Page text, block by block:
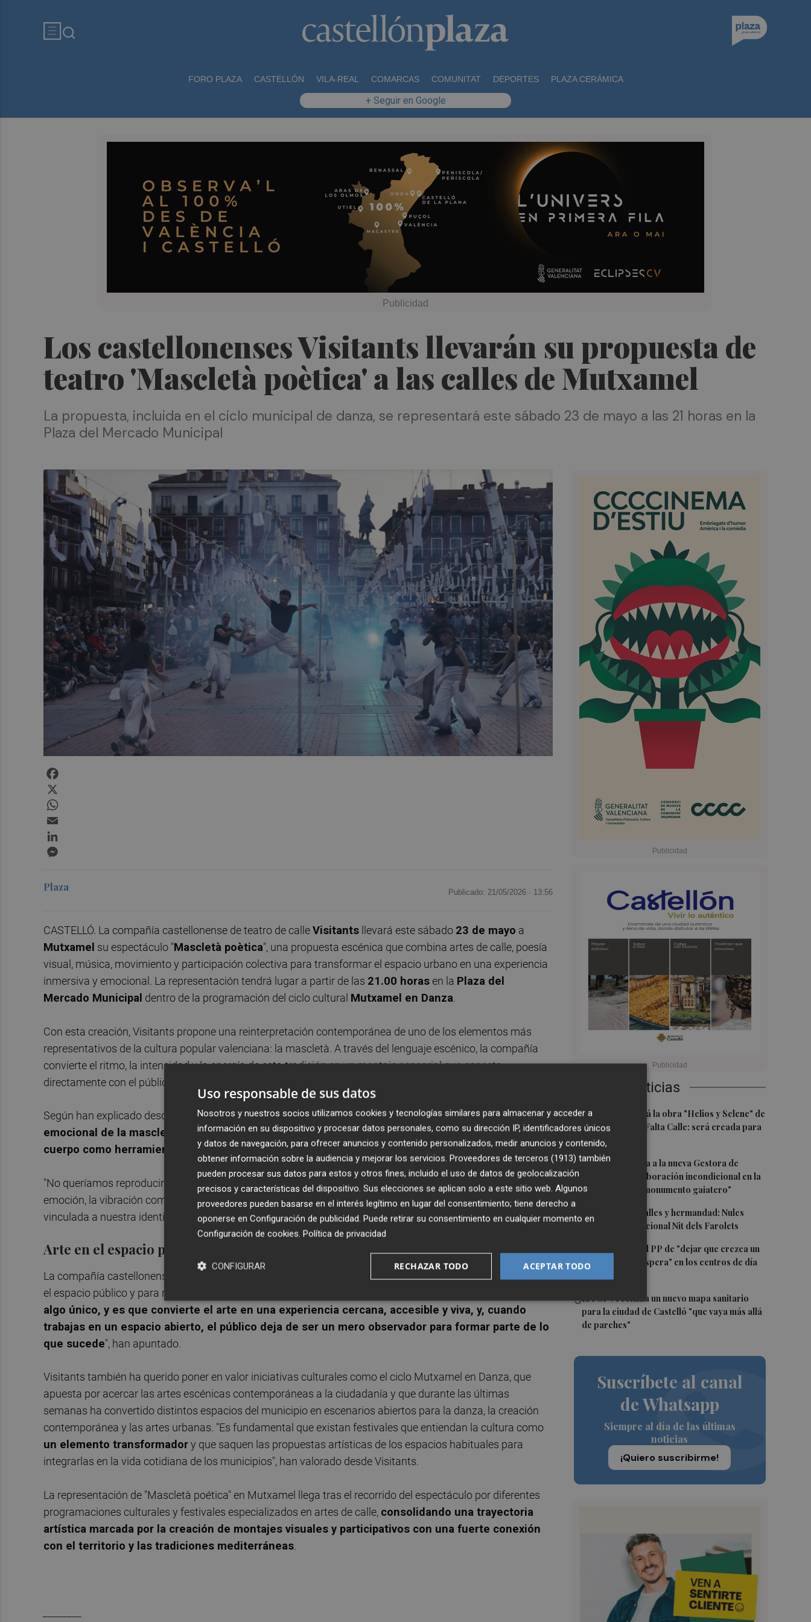
FORO PLAZA CASTELLÓN VILA-REAL COMARCAS COMUNITAT DEPORTES PLAZA CERÁMICA
+ Seguir en Google
Los castellonenses Visitants llevarán su propuesta de
teatro 'Mascletà poètica' a las calles de Mutxamel
La propuesta, incluida en el ciclo municipal de danza, se representará este sábado 23 de mayo a las 21 horas en la
Plaza del Mercado Municipal
Últimas Noticias
1Castelló acogerá la obra "Helios y Selene" de
la compañía Te Falta Calle: será creada para
el eclipse
2Castelló traslada a la nueva Gestora de
Gaiates su "colaboración incondicional en la
promoción del monumento gaiatero"
3 Talleres, pasacalles y hermandad: Nules
celebra su tradicional Nit dels Farolets
4 El PSPV acusa al PP de "dejar que crezca un
31 % la lista de espera" en los centros de día
5El PSPV reclama un nuevo mapa sanitario
para la ciudad de Castelló "que vaya más allá
de parches"
Suscríbete al canal
de Whatsapp
Siempre al día de las últimas
noticias
¡Quiero suscribirme!
Plaza Publicado: 21/05/2026 · 13:56
CASTELLÓ. La compañía castellonense de teatro de calleVisitants llevará este sábado 23 de mayo a
Mutxamel su espectáculo "Mascletà poètica", una propuesta escénica que combina artes de calle, poesía
visual, música, movimiento y participación colectiva para transformar el espacio urbano en una experiencia
inmersiva y emocional. La representación tendrá lugar a partir de las 21.00 horas en la Plaza del
Mercado Municipal dentro de la programación del ciclo cultural Mutxamel en Danza.
Con esta creación, Visitants propone una reinterpretación contemporánea de uno de los elementos más
representativos de la cultura popular valenciana: la mascletà. A través del lenguaje escénico, la compañía
convierte el ritmo, la intensidad y la energía de esta tradición en un montaje sensorial que conecta
directamente con el público y
Según han explicado desde Visitants, "Mascletà poètica" "surge de la necesidad de trasladar la fuerza
emocional de la mascletà al terreno de las artes escénicas, utilizando la poesía, la música y el
cuerpo como herramientas para generar una experiencia colectiva".
"No queríamos reproducir una mascletà tradicional, sino capturar todo aquello que provoca en la gente: la
emoción, la vibración compartida, la conexión entre personas y esa sensación de celebración colectiva tan
vinculada a nuestra identidad mediterránea", han añadido.
Arte en el espacio público
La compañía castellonense ha destacado además que el espectáculo está concebido específicamente para
el espacio público y para romper las barreras convencionales entre escena y espectador. "
algo único, y es que convierte el arte en una experiencia cercana, accesible y viva, y, cuando
trabajas en un espacio abierto, el público deja de ser un mero observador para formar parte de lo
que sucede", han apuntado.
Visitants también ha querido poner en valor iniciativas culturales como el ciclo Mutxamel en Danza, que
apuesta por acercar las artes escénicas contemporáneas a la ciudadanía y que durante las últimas
semanas ha convertido distintos espacios del municipio en escenarios abiertos para la danza, la creación
contemporánea y las artes urbanas. "Es fundamental que existan festivales que entiendan la cultura como
un elemento transformadory que saquen las propuestas artísticas de los espacios habituales para
integrarlas en la vida cotidiana de los municipios", han valorado desde Visitants.
La representación de "Mascletà poética" en Mutxamel llega tras el recorrido del espectáculo por diferentes
programaciones culturales y festivales especializados en artes de calle, consolidando una trayectoria
artística marcada por la creación de montajes visuales y participativos con una fuerte conexión
con el territorio y las tradiciones mediterráneas.
Uso responsable de sus datos
Nosotros y nuestros socios utilizamos cookies y tecnologías similares para almacenar y acceder a
información en su dispositivo y procesar datos personales, como su dirección IP, identificadores únicos
y datos de navegación, para ofrecer anuncios y contenido personalizados, medir anuncios y contenido,
obtener información sobre la audiencia y mejorar los servicios. Proveedores de terceros (1913) también
pueden procesar sus datos para estos y otros fines, incluido el uso de datos de geolocalización
precisos y características del dispositivo. Sus elecciones se aplican solo a este sitio web. Algunos
proveedores pueden basarse en el interés legítimo en lugar del consentimiento; tiene derecho a
oponerse en Configuración de publicidad. Puede retirar su consentimiento en cualquier momento en
Configuración de cookies. Política de privacidad
ACEPTAR TODO
RECHAZAR TODO
CONFIGURAR